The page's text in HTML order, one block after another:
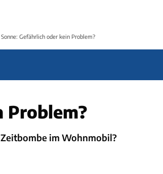
Gefährlich oder kein Problem?
Problem?
Zeitbombe im Wohnmobil?